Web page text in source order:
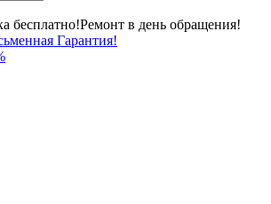
бесплатно!Ремонт в день обращения!
Гарантия!